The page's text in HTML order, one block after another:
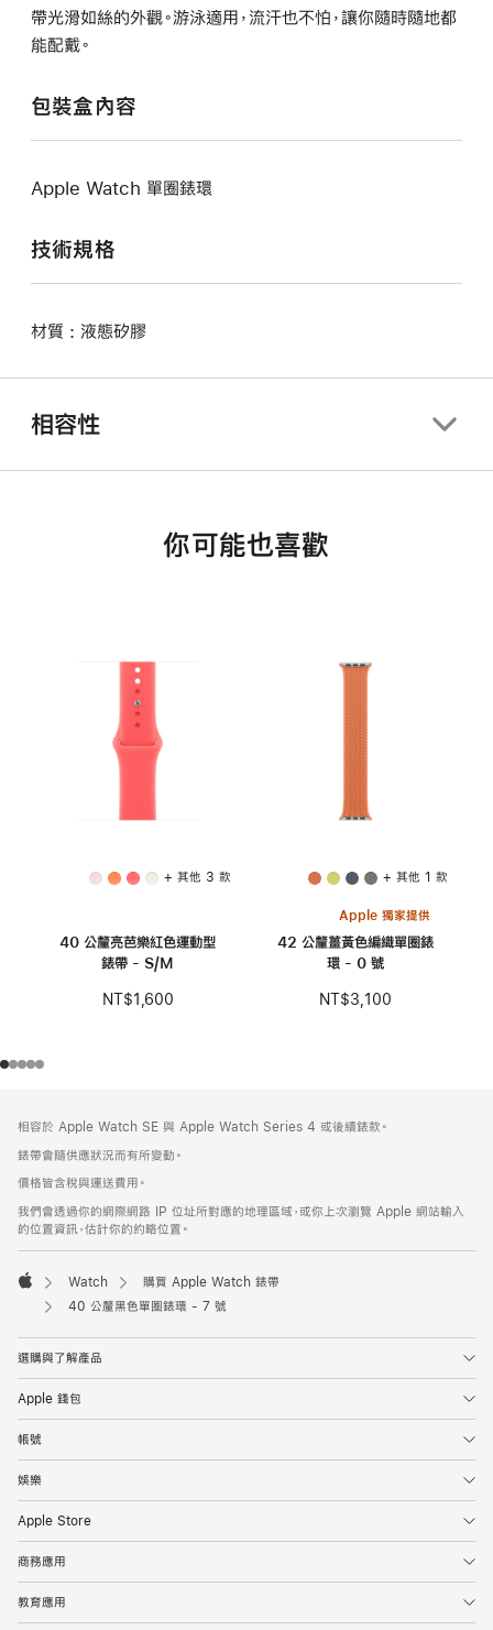
帶光滑如絲的外觀。游泳適用，流汗也不怕，讓你隨時隨地都
能配戴。
包裝盒內容
Apple Watch 單圈錶環
技術規格
材質 : 液態矽膠
相容性
你可能也喜歡
+ 其他 3 款
40 公釐亮芭樂紅色運動型
錶帶 - S/M
NT$1,600
+ 其他 1 款
Apple 獨家提供
42 公釐薑黃色編織單圈錶
環 - 0 號
NT$3,100
腳
腳
相容於 Apple Watch SE 與 Apple Watch Series 4 或後續錶款。
錶帶會隨供應狀況而有所變動。
價格皆含稅與運送費用。
我們會透過你的網際網路 IP 位址所對應的地理區域，或你上次瀏覽 Apple 網站輸入
的位置資訊，估計你的約略位置。
Apple
Watch
購買 Apple Watch 錶帶
40 公釐黑色單圈錶環 - 7 號
選購與了解產品
Apple 錢包
帳號
娛樂
Apple Store
商務應用
教育應用